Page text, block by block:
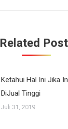
Related
Ketahui Hal Ini Jika
DiJual Tinggi
Juli 31, 2019